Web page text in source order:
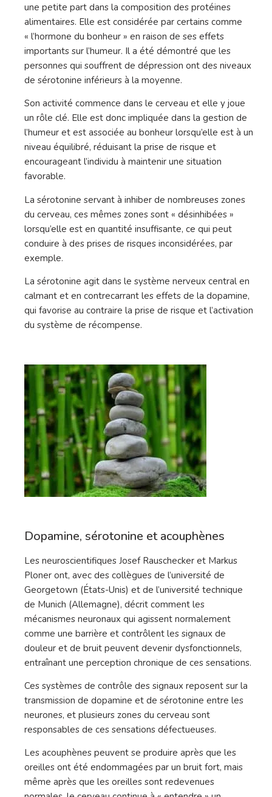
une petite part dans la composition des protéines
alimentaires. Elle est considérée par certains comme
« l’hormone du bonheur » en raison de ses effets
importants sur l’humeur. Il a été démontré que les
personnes qui souffrent de dépression ont des niveaux
de sérotonine inférieurs à la moyenne.
Son activité commence dans le cerveau et elle y joue
un rôle clé. Elle est donc impliquée dans la gestion de
l’humeur et est associée au bonheur lorsqu’elle est à un
niveau équilibré, réduisant la prise de risque et
encourageant l’individu à maintenir une situation
favorable.
La sérotonine servant à inhiber de nombreuses zones
du cerveau, ces mêmes zones sont « désinhibées »
lorsqu’elle est en quantité insuffisante, ce qui peut
conduire à des prises de risques inconsidérées, par
exemple.
La sérotonine agit dans le système nerveux central en
calmant et en contrecarrant les effets de la dopamine,
qui favorise au contraire la prise de risque et l’activation
du système de récompense.
Dopamine, sérotonine et acouphènes
Les neuroscientifiques Josef Rauschecker et Markus
Ploner ont, avec des collègues de l’université de
Georgetown (États-Unis) et de l’université technique
de Munich (Allemagne), décrit comment les
mécanismes neuronaux qui agissent normalement
comme une barrière et contrôlent les signaux de
douleur et de bruit peuvent devenir dysfonctionnels,
entraînant une perception chronique de ces sensations.
Ces systèmes de contrôle des signaux reposent sur la
transmission de dopamine et de sérotonine entre les
neurones, et plusieurs zones du cerveau sont
responsables de ces sensations défectueuses.
Les acouphènes peuvent se produire après que les
oreilles ont été endommagées par un bruit fort, mais
même après que les oreilles sont redevenues